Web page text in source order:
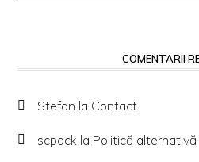
COMENTARII
Stefan la Contact
scpdck la Politică